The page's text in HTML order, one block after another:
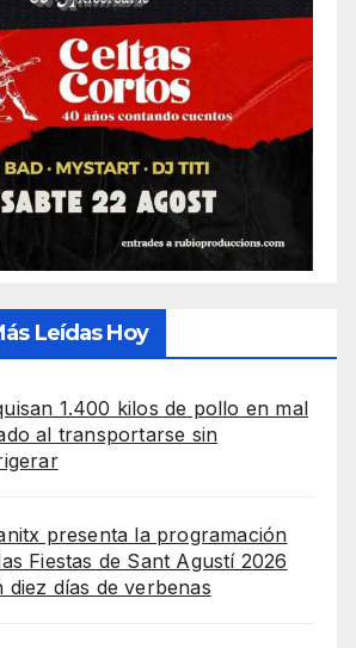
Leídas Hoy
1.400 kilos de pollo en mal
al transportarse sin
presenta la programación
Fiestas de Sant Agustí 2026
diez días de verbenas